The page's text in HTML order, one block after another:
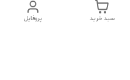
پروفایل سبد خرید